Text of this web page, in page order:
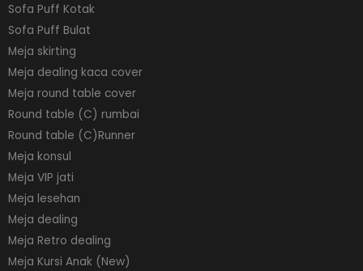
Sofa Puff Kotak
Sofa Puff Bulat
Meja skirting
Meja dealing kaca cover
Meja round table cover
Round table (C) rumbai
Round table (C)Runner
Meja konsul
Meja VIP jati
Meja lesehan
Meja dealing
Meja Retro dealing
Meja Kursi Anak (New)